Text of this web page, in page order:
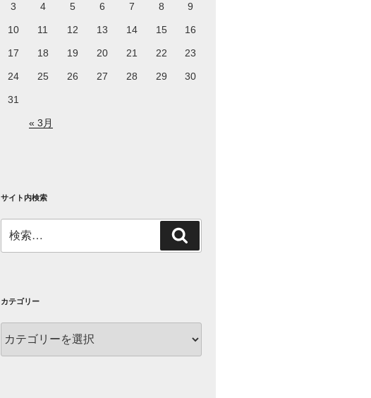
3 4 5 6 7 8 9
10 11 12 13 14 15 16
17 18 19 20 21 22 23
24 25 26 27 28 29 30
31
« 3月
サイト内検索
索:
索
カテゴリー
テ